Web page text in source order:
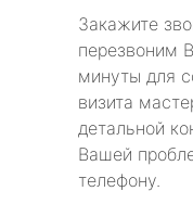
Закажите
перезвоним
минуты для
визита
детальной
Вашей
телефону.